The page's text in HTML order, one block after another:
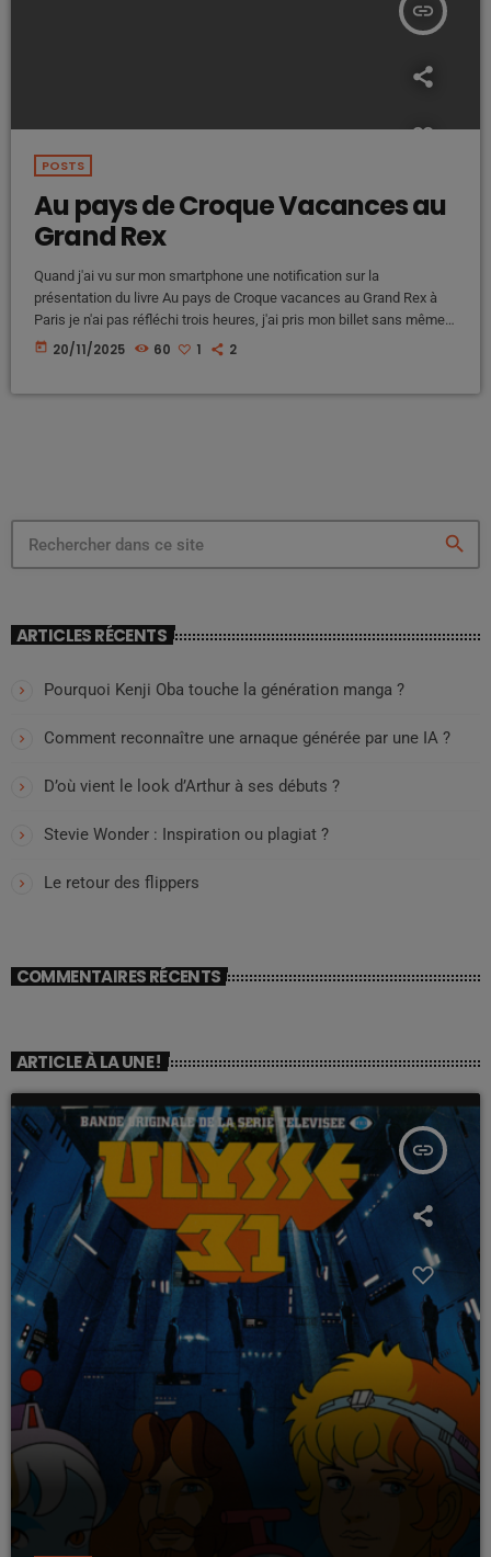
insert_link
POSTS
Au pays de Croque Vacances au
Grand Rex
Quand j'ai vu sur mon smartphone une notification sur la
présentation du livre Au pays de Croque vacances au Grand Rex à
Paris je n'ai pas réfléchi trois heures, j'ai pris mon billet sans même
savoir ce que j'y découvrirais. La soirée était placée sous le signe de
today 20/11/2025 60 1 2
search
ARTICLES RÉCENTS
Pourquoi Kenji Oba touche la génération manga ?
Comment reconnaître une arnaque générée par une IA ?
D’où vient le look d’Arthur à ses débuts ?
Stevie Wonder : Inspiration ou plagiat ?
Le retour des flippers
COMMENTAIRES RÉCENTS
ARTICLE À LA UNE !
insert_link